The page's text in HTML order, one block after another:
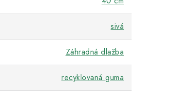
sivá
Záhradná dlažba
recyklovaná guma